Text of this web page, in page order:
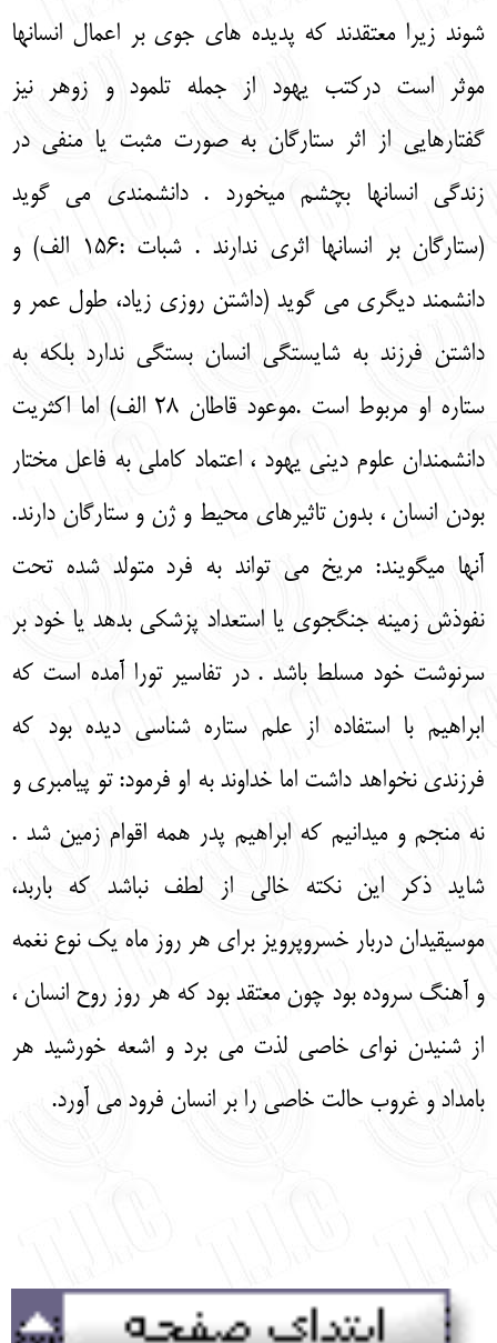
شوند زیرا معتقدند که پدیده های جوی بر اعمال انسانها
موثر است درکتب یهود از جمله تلمود و زوهر نیز
گفتارهایی از اثر ستارگان به صورت مثبت یا منفی در
زندگی انسانها بچشم میخورد . دانشمندی می گوید
(ستارگان بر انسانها اثری ندارند . شبات :156 الف) و
دانشمند دیگری می گوید (داشتن روزی زیاد، طول عمر و
داشتن فرزند به شایستگی انسان بستگی ندارد بلکه به
ستاره او مربوط است .موعود قاطان 28 الف) اما اکثریت
دانشمندان علوم دینی یهود ، اعتماد کاملی به فاعل مختار
بودن انسان ، بدون تاثیرهای محیط و ژن و ستارگان دارند.
آنها میگویند: مریخ می تواند به فرد متولد شده تحت
نفوذش زمینه جنگجوی یا استعداد پزشکی بدهد یا خود بر
سرنوشت خود مسلط باشد . در تفاسیر تورا آمده است که
ابراهیم با استفاده از علم ستاره شناسی دیده بود که
فرزندی نخواهد داشت اما خداوند به او فرمود: تو پیامبری و
نه منجم و میدانیم که ابراهیم پدر همه اقوام زمین شد .
شاید ذکر این نکته خالی از لطف نباشد که باربد،
موسیقیدان دربار خسروپرویز برای هر روز ماه یک نوع نغمه
و آهنگ سروده بود چون معتقد بود که هر روز روح انسان ،
از شنیدن نوای خاصی لذت می برد و اشعه خورشید هر
بامداد و غروب حالت خاصی را بر انسان فرود می آورد.